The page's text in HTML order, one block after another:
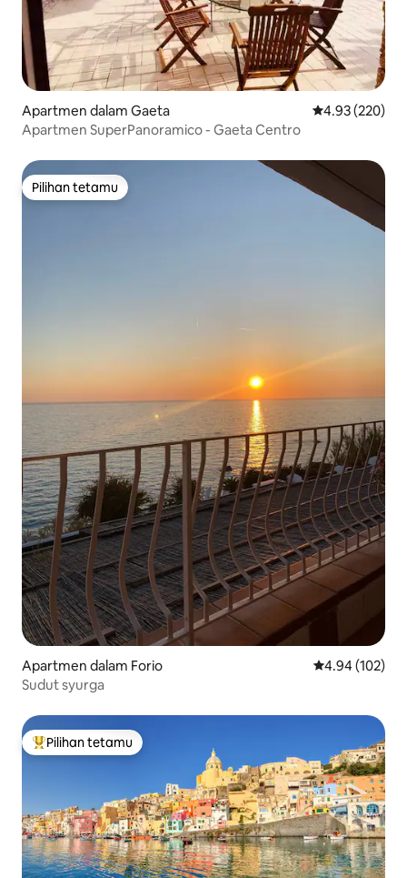
Apartmen dalam Gaeta Penarafan
4.93 (220)
Apartmen SuperPanoramico - Gaeta Centro
Pilihan tetamu
Pilihan tetamu
Apartmen dalam Forio Penarafan
4.94 (102)
Sudut syurga
Pilihan utama tetamu
Pilihan tetamu